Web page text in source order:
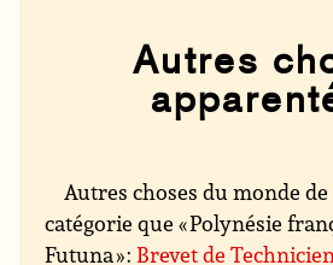
Autres
Autres choses du monde
catégorie que « Polynésie
Futuna » : Brevet de